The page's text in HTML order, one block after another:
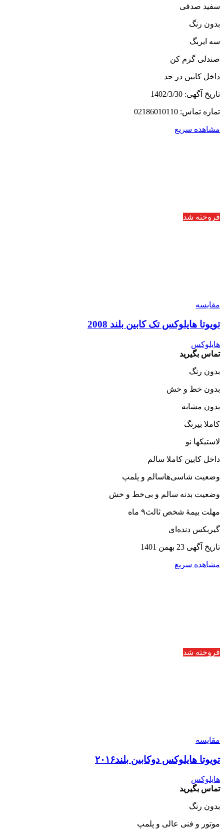
سفید صدفی
بدون رنگ
سه ایربگ
صندلی گرم کن
داخل کابین در حد
تاریخ آگهی: 1402/3/30
تماره تماس: 02186010110
مشاهده سریع
فروخته شد
مقایسه
تویوتا هایلوکس تک کابین بلند 2008
هایلوکس
تماس بگیرید
بدون رنگ
بدون خط و خش
بدون مشابه
کاملا بیرنگ
لاستیکها نو
داخل کابین کاملا سالم
وضعیت شاسی‌هاسالم و پلمپ
وضعیت بدنه سالم و بی‌خط و خش
مهلت بیمهٔ شخص ثالث۹ ماه
گیربکس دنده‌ای
تاریخ آگهی 23 بهمن 1401
مشاهده سریع
فروخته شد
مقایسه
تویوتا هایلوکس دوکابین بلند۲۰۱۶
هایلوکس
تماس بگیرید
بدون رنگ
موتور و فنی عالی و پلمپ